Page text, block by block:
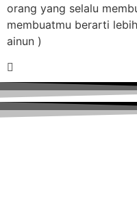
orang yang selalu
membuatmu berarti
ainun )